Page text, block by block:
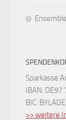
Sparkasse
IBAN:
BIC:
>> weitere